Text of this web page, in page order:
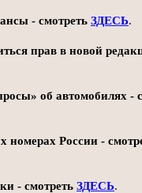
- смотреть ЗДЕСЬ.
прав в новой
об автомобилях -
номерах России -
- смотреть ЗДЕСЬ.